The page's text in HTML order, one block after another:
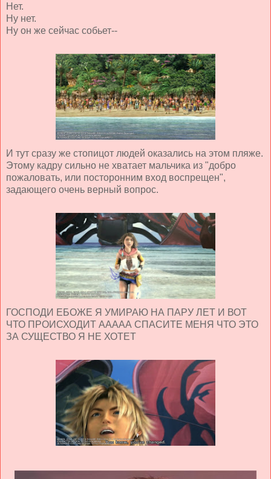
Нет.
Ну нет.
Ну он же сейчас собьет--
И тут сразу же стопицот людей оказались на этом пляже.
Этому кадру сильно не хватает мальчика из "добро
пожаловать, или посторонним вход воспрещен",
задающего очень верный вопрос.
ГОСПОДИ ЕБОЖЕ Я УМИРАЮ НА ПАРУ ЛЕТ И ВОТ
ЧТО ПРОИСХОДИТ ААААА СПАСИТЕ МЕНЯ ЧТО ЭТО
ЗА СУЩЕСТВО Я НЕ ХОТЕТ